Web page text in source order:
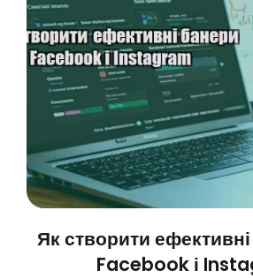
Як створити
Facebook і